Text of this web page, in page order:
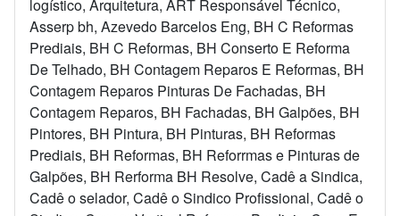
logístico, Arquitetura, ART Responsável Técnico,
Asserp bh, Azevedo Barcelos Eng, BH C Reformas
Prediais, BH C Reformas, BH Conserto E Reforma
De Telhado, BH Contagem Reparos E Reformas, BH
Contagem Reparos Pinturas De Fachadas, BH
Contagem Reparos, BH Fachadas, BH Galpões, BH
Pintores, BH Pintura, BH Pinturas, BH Reformas
Prediais, BH Reformas, BH Reforrmas e Pinturas de
Galpões, BH Rerforma BH Resolve, Cadê a Sindica,
Cadê o selador, Cadê o Sindico Profissional, Cadê o